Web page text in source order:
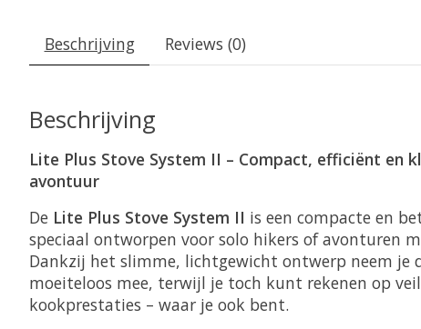
Beschrijving Reviews (0)
Beschrijving
Lite Plus Stove System II – Compact, efficiënt en
avontuur
De Lite Plus Stove System II is een compacte en
speciaal ontworpen voor solo hikers of avonturen
Dankzij het slimme, lichtgewicht ontwerp neem je
moeiteloos mee, terwijl je toch kunt rekenen op
kookprestaties – waar je ook bent.